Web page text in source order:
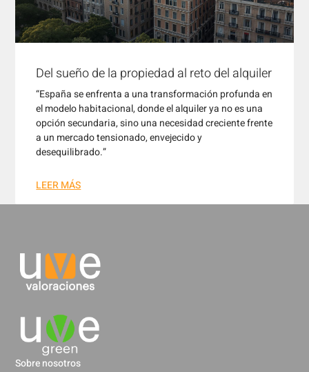
Del sueño de la propiedad al reto del alquiler
“España se enfrenta a una transformación profunda en
el modelo habitacional, donde el alquiler ya no es una
opción secundaria, sino una necesidad creciente frente
a un mercado tensionado, envejecido y
desequilibrado.”
LEER MÁS
Sobre nosotros